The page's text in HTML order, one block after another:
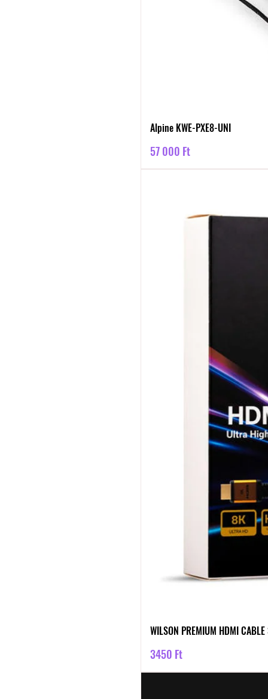
Alpine KWE-PXE8-UNI
Ár
57 000 Ft
WILSON PREMIUM HDMI
Ár
3450 Ft